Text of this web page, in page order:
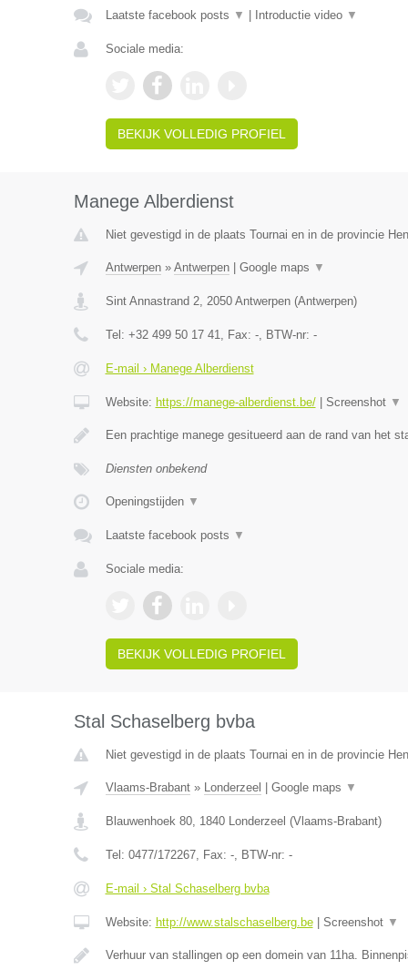
Laatste facebook posts ▼ Introductie video ▼
Sociale media:
BEKIJK VOLLEDIG PROFIEL
Manege Alberdienst
Niet gevestigd in de plaats Tournai en in de provincie
Antwerpen» Antwerpen| Google maps ▼
Sint Annastrand 2, 2050 Antwerpen(Antwerpen)
Tel: +32 499 50 17 41, Fax: -, BTW-nr: -
E-mail › Manege Alberdienst
Website: https://manege-alberdienst.be/| Screenshot ▼
Een prachtige manege gesitueerd aan de rand van het
Diensten onbekend
Openingstijden ▼
Laatste facebook posts ▼
Sociale media:
BEKIJK VOLLEDIG PROFIEL
Stal Schaselberg bvba
Niet gevestigd in de plaats Tournai en in de provincie
Vlaams-Brabant» Londerzeel Google maps ▼
Blauwenhoek 80, 1840 Londerzeel (Vlaams-Brabant)
Tel: 0477/172267, Fax: -, BTW-nr: -
E-mail › Stal Schaselberg bvba
Website: http://www.stalschaselberg.be| Screenshot ▼
Verhuur van stallingen op een domein van 11ha.